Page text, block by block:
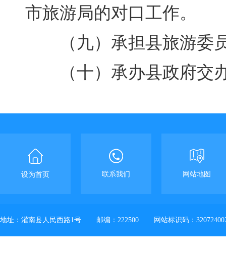
市旅游局的对口工作。
（九）承担县旅游委
（十）承办县政府交
设为首页 联系我们 网站地图
地址：灌南县人民西路1号 邮编：222500 网站标识码：